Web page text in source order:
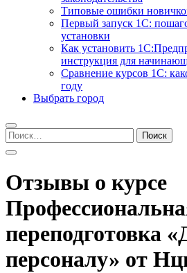
Типовые ошибки
Первый запуск 1С:
установки
Как установить
инструкция для
Сравнение курсов 1С:
году
Выбрать город
Найти:
Отзывы о курсе
переподготовка
персоналу» от